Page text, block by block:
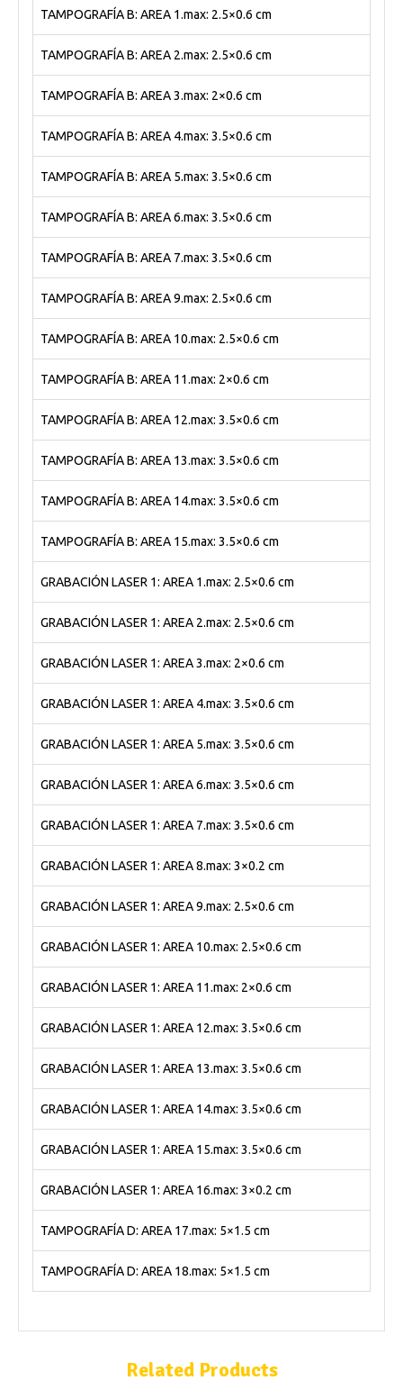
TAMPOGRAFÍA B: AREA 1.max: 2.5×0.6 cm
TAMPOGRAFÍA B: AREA 2.max: 2.5×0.6 cm
TAMPOGRAFÍA B: AREA 3.max: 2×0.6 cm
TAMPOGRAFÍA B: AREA 4.max: 3.5×0.6 cm
TAMPOGRAFÍA B: AREA 5.max: 3.5×0.6 cm
TAMPOGRAFÍA B: AREA 6.max: 3.5×0.6 cm
TAMPOGRAFÍA B: AREA 7.max: 3.5×0.6 cm
TAMPOGRAFÍA B: AREA 9.max: 2.5×0.6 cm
TAMPOGRAFÍA B: AREA 10.max: 2.5×0.6 cm
TAMPOGRAFÍA B: AREA 11.max: 2×0.6 cm
TAMPOGRAFÍA B: AREA 12.max: 3.5×0.6 cm
TAMPOGRAFÍA B: AREA 13.max: 3.5×0.6 cm
TAMPOGRAFÍA B: AREA 14.max: 3.5×0.6 cm
TAMPOGRAFÍA B: AREA 15.max: 3.5×0.6 cm
GRABACIÓN LASER 1: AREA 1.max: 2.5×0.6 cm
GRABACIÓN LASER 1: AREA 2.max: 2.5×0.6 cm
GRABACIÓN LASER 1: AREA 3.max: 2×0.6 cm
GRABACIÓN LASER 1: AREA 4.max: 3.5×0.6 cm
GRABACIÓN LASER 1: AREA 5.max: 3.5×0.6 cm
GRABACIÓN LASER 1: AREA 6.max: 3.5×0.6 cm
GRABACIÓN LASER 1: AREA 7.max: 3.5×0.6 cm
GRABACIÓN LASER 1: AREA 8.max: 3×0.2 cm
GRABACIÓN LASER 1: AREA 9.max: 2.5×0.6 cm
GRABACIÓN LASER 1: AREA 10.max: 2.5×0.6 cm
GRABACIÓN LASER 1: AREA 11.max: 2×0.6 cm
GRABACIÓN LASER 1: AREA 12.max: 3.5×0.6 cm
GRABACIÓN LASER 1: AREA 13.max: 3.5×0.6 cm
GRABACIÓN LASER 1: AREA 14.max: 3.5×0.6 cm
GRABACIÓN LASER 1: AREA 15.max: 3.5×0.6 cm
GRABACIÓN LASER 1: AREA 16.max: 3×0.2 cm
TAMPOGRAFÍA D: AREA 17.max: 5×1.5 cm
TAMPOGRAFÍA D: AREA 18.max: 5×1.5 cm
Related Products